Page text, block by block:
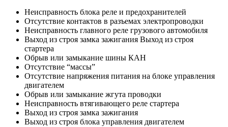
Неисправность блока реле и предохранителей
Отсутствие контактов в разъемах электропроводки
Неисправность главного реле грузового автомобиля
Выход из строя замка зажигания Выход из строя
стартера
Обрыв или замыкание шины КАН
Отсутствие “массы”
Отсутствие напряжения питания на блоке управления
двигателем
Обрыв или замыкание жгута проводки
Неисправность втягивающего реле стартера
Выход из строя замка зажигания
Выход из строя блока управления двигателем